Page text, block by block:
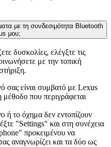
με τη συνδεσιμότητα Bluetooth
μου;
δυσκολίες, ελέγξτε τις
με την τοπική
σας είναι συμβατό με Lexus
που περιγράφεται
ή το όχημα δεν εντοπίζουν
"Settings" και στη συνέχεια
προκειμένου να
αναγνωρίζει και τα δύο ως